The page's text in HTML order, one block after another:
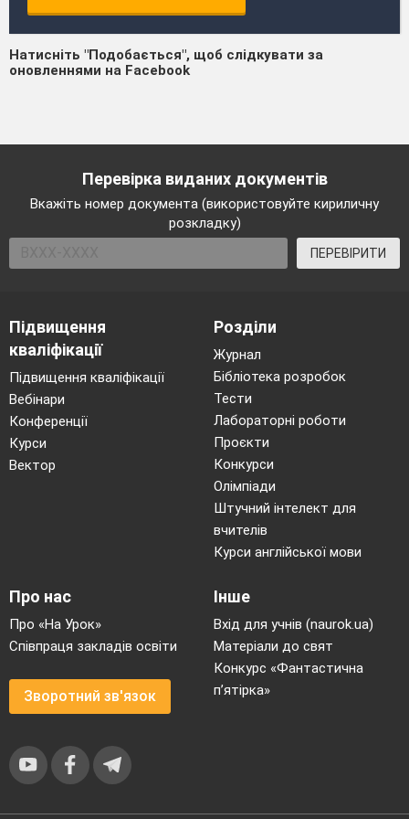
Натисніть "Подобається", щоб слідкувати за
оновленнями на Facebook
Перевірка виданих документів
Вкажіть номер документа (використовуйте кириличну
розкладку)
ПЕРЕВІРИТИ
Підвищення
кваліфікації
Підвищення кваліфікації
Вебінари
Конференції
Курси
Вектор
Розділи
Журнал
Бібліотека розробок
Тести
Лабораторні роботи
Проєкти
Конкурси
Олімпіади
Штучний інтелект для
вчителів
Курси англійської мови
Про нас
Про «На Урок»
Співпраця закладів освіти
Зворотний зв'язок
Інше
Вхід для учнів (naurok.ua)
Матеріали до свят
Конкурс «Фантастична
п’ятірка»